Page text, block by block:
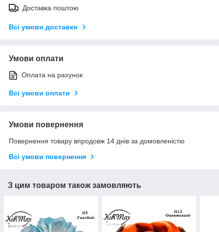
Доставка поштою
Всі умови доставки
Умови оплати
Оплата на рахунок
Всі умови оплати
Умови повернення
Повернення товару впродовж 14 днів за домовленістю
Всі умови повернення
З цим товаром також замовляють